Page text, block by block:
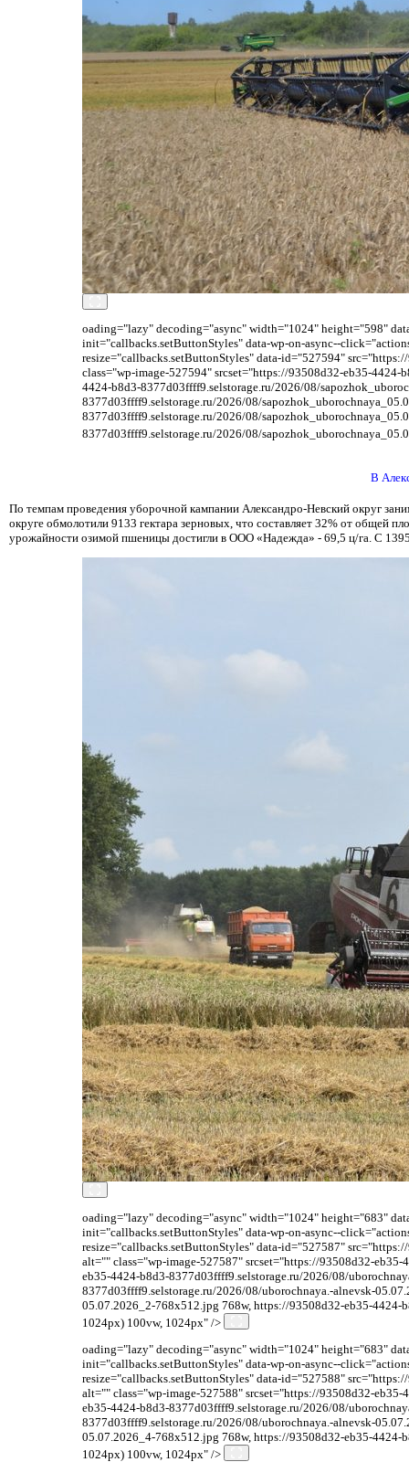
oading="lazy" decoding="async" width="1024" height="598"
init="callbacks.setButtonStyles" data-wp-on-async--
resize="callbacks.setButtonStyles" data-id="527594"
class="wp-image-527594" srcset="https://93508d32-eb35-
4424-b8d3-8377d03ffff9.selstorage.ru/2026/08/
8377d03ffff9.selstorage.ru/2026/08/
8377d03ffff9.selstorage.ru/2026/08/
8377d03ffff9.selstorage.ru/2026/08/
В
По темпам проведения уборочной кампании Александро-Невский округ
округе обмолотили 9133 гектара зерновых, что составляет 32% от общей
урожайности озимой пшеницы достигли в ООО «Надежда» - 69,5 ц/га. С 1395
oading="lazy" decoding="async" width="1024" height="683"
init="callbacks.setButtonStyles" data-wp-on-async--
resize="callbacks.setButtonStyles" data-id="527587"
alt="" class="wp-image-527587" srcset="https://93508d32-
eb35-4424-b8d3-8377d03ffff9.selstorage.ru/2026/08/
8377d03ffff9.selstorage.ru/2026/08/uborochnaya.-alnevsk-
05.07.2026_2-768x512.jpg 768w, https://93508d32-eb35-
1024px) 100vw, 1024px" />
oading="lazy" decoding="async" width="1024" height="683"
init="callbacks.setButtonStyles" data-wp-on-async--
resize="callbacks.setButtonStyles" data-id="527588"
alt="" class="wp-image-527588" srcset="https://93508d32-
eb35-4424-b8d3-8377d03ffff9.selstorage.ru/2026/08/
8377d03ffff9.selstorage.ru/2026/08/uborochnaya.-alnevsk-
05.07.2026_4-768x512.jpg 768w, https://93508d32-eb35-
1024px) 100vw, 1024px" />